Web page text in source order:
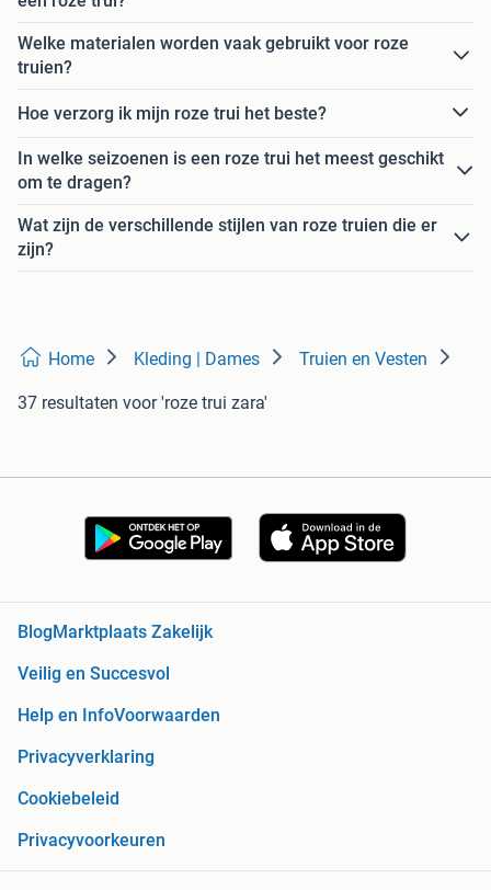
Welke materialen worden vaak gebruikt voor roze
truien?
Hoe verzorg ik mijn roze trui het beste?
In welke seizoenen is een roze trui het meest geschikt
om te dragen?
Wat zijn de verschillende stijlen van roze truien die er
zijn?
Home Kleding | Dames Truien en Vesten
37 resultaten voor 'roze trui zara'
BlogMarktplaats Zakelijk
Veilig en Succesvol
Help en InfoVoorwaarden
Privacyverklaring
Cookiebeleid
Privacyvoorkeuren